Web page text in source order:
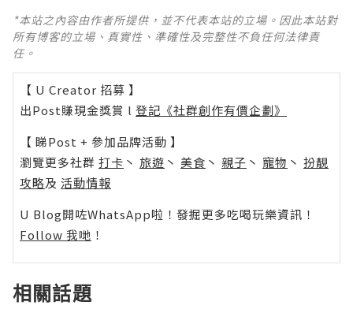
*本站之內容由作者所提供，並不代表本站的立場。因此本站對
所有博客的立場、真實性、準確性及完整性不負任何法律責
任。
【 U Creator 招募 】
出Post賺現金獎賞 l 登記《社群創作有價企劃》
【 睇Post + 參加品牌活動 】
瀏覽更多社群 打卡 丶 旅遊 丶 美食 丶 親子 丶 寵物 丶 扮靚
攻略及 活動情報
U Blog開咗WhatsApp啦！發掘更多吃喝玩樂資訊！
Follow 我哋 ！
相關話題